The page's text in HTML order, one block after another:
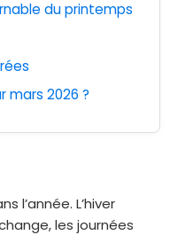
du printemps
mars 2026 ?
l’année. L’hiver
les journées